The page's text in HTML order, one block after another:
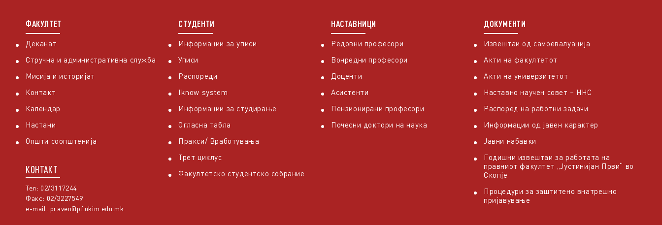
ФАКУЛТЕТ
Деканат
Стручна и административна служба
Мисија и историјат
Контакт
Календар
Настани
Општи соопштенија
КОНТАКТ
Тел: 02/3117244
Факс: 02/3227549
e-mail: praven@pf.ukim.edu.mk
СТУДЕНТИ
Информации за уписи
Уписи
Распореди
Iknow system
Информации за студирање
Огласна табла
Пракси/ Вработувања
Трет циклус
Факултетско студентско собрание
НАСТАВНИЦИ
Редовни професори
Вонредни професори
Доценти
Асистенти
Пензионирани професори
Почесни доктори на наука
ДОКУМЕНТИ
Извештаи од самоевалуација
Акти на факултетот
Акти на универзитетот
Наставно научен совет – ННС
Распоред на работни задачи
Информации од јавен карактер
Јавни набавки
Годишни извештаи за работата на
правниот факултет „Јустинијан Први“ во
Скопје
Процедури за заштитено внатрешно
пријавување